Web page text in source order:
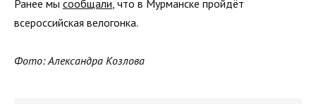
Ранее мы сообщали, что в Мурманске пройдёт
всероссийская велогонка.
Фото: Александра Козлова